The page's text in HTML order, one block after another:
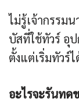
ไม่รู้เจ้ากรรม
บัสที่ใช้ทัวร์ อุ
ตั้งแต่เริ่มทัวร์
อะไรจะรันทด